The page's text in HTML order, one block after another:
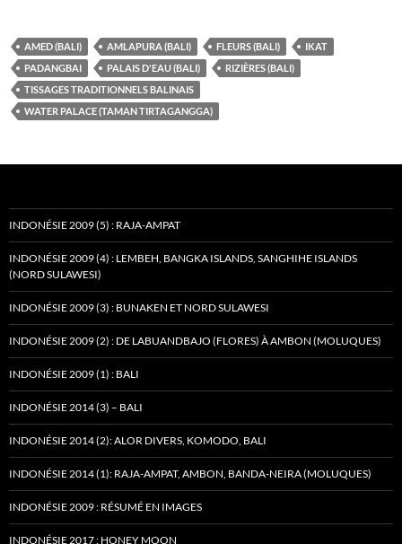
AMED (BALI) AMLAPURA (BALI) FLEURS (BALI)
IKAT
PADANGBAI
PALAIS D'EAU (BALI)
RIZIÈRES (BALI)
TISSAGES TRADITIONNELS BALINAIS
WATER PALACE (TAMAN TIRTAGANGGA)
INDONÉSIE 2009 (5) : RAJA-AMPAT
INDONÉSIE 2009 (4) : LEMBEH, BANGKA ISLANDS, SANGHIHE ISLANDS
(NORD SULAWESI)
INDONÉSIE 2009 (3) : BUNAKEN ET NORD SULAWESI
INDONÉSIE 2009 (2) : DE LABUANDBAJO (FLORES) À AMBON (MOLUQUES)
INDONÉSIE 2009 (1) : BALI
INDONÉSIE 2014 (3) – BALI
INDONÉSIE 2014 (2): ALOR DIVERS, KOMODO, BALI
INDONÉSIE 2014 (1): RAJA-AMPAT, AMBON, BANDA-NEIRA (MOLUQUES)
INDONÉSIE 2009 : RÉSUMÉ EN IMAGES
INDONÉSIE 2017 : HONEY MOON